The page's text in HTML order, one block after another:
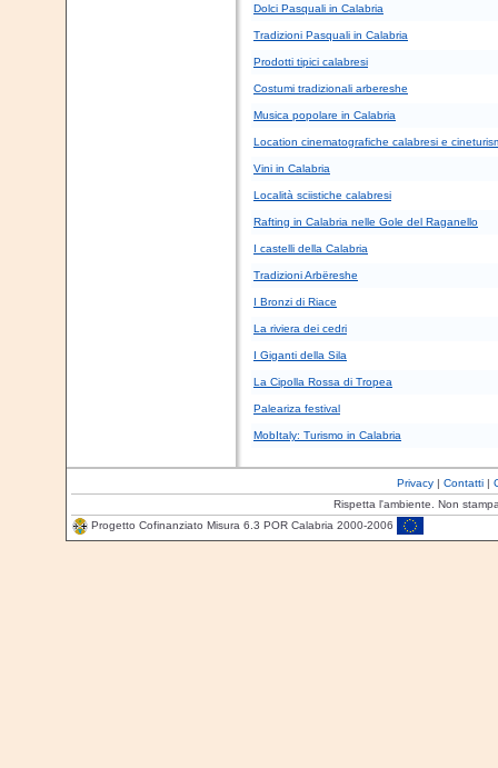
Dolci Pasquali in Calabria
Tradizioni Pasquali in Calabria
Prodotti tipici calabresi
Costumi tradizionali arbereshe
Musica popolare in Calabria
Location cinematografiche calabresi e
Vini in Calabria
Località sciistiche calabresi
Rafting in Calabria nelle Gole del Raganello
I castelli della Calabria
Tradizioni Arbëreshe
I Bronzi di Riace
La riviera dei cedri
I Giganti della Sila
La Cipolla Rossa di Tropea
Paleariza festival
MobItaly: Turismo in Calabria
Privacy| Contatti|
Rispetta l'ambiente. Non
Progetto Cofinanziato Misura 6.3 POR Calabria 2000-2006